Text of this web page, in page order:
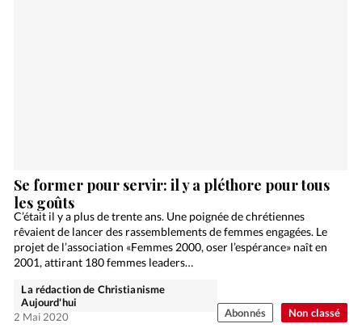
Non classé
Se former pour servir: il y a pléthore pour tous
les goûts
C’était il y a plus de trente ans. Une poignée de chrétiennes
rêvaient de lancer des rassemblements de femmes engagées. Le
projet de l’association «Femmes 2000, oser l’espérance» naît en
2001, attirant 180 femmes leaders…
La rédaction de Christianisme
Aujourd'hui
2 Mai 2020
Abonnés